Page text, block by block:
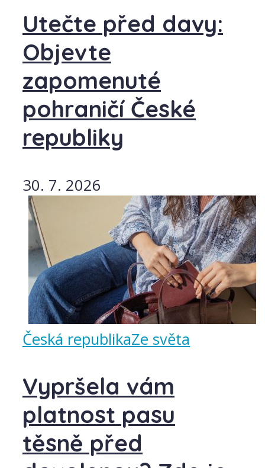
Utečte před davy:
Objevte
zapomenuté
pohraničí České
republiky
30. 7. 2026
Česká republikaZe světa
Vypršela vám
platnost pasu
těsně před